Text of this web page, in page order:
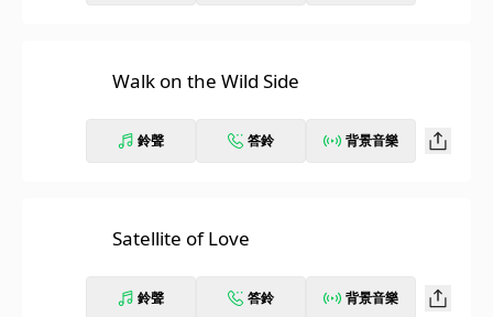
Walk on the Wild Side
鈴聲 答鈴 背景音樂
Satellite of Love
鈴聲 答鈴 背景音樂